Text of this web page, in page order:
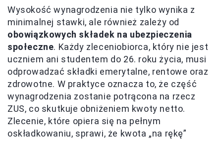
Wysokość wynagrodzenia nie tylko wynika z
minimalnej stawki, ale również zależy od
obowiązkowych składek na ubezpieczenia
społeczne. Każdy zleceniobiorca, który nie jest
uczniem ani studentem do 26. roku życia, musi
odprowadzać składki emerytalne, rentowe oraz
zdrowotne. W praktyce oznacza to, że część
wynagrodzenia zostanie potrącona na rzecz
ZUS, co skutkuje obniżeniem kwoty netto.
Zlecenie, które opiera się na pełnym
oskładkowaniu, sprawi, że kwota „na rękę”